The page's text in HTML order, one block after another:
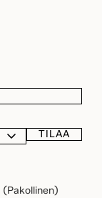
(Pakollinen)
TILAA